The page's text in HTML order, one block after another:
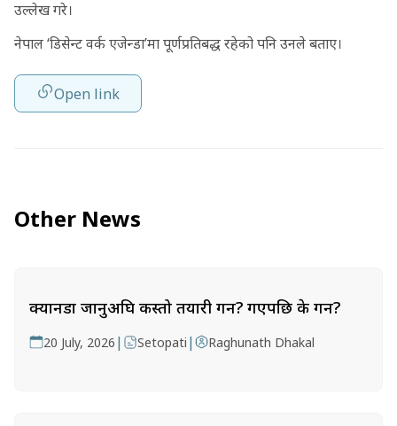
उल्लेख गरे।
नेपाल ‘डिसेन्ट वर्क एजेन्डा’मा पूर्णप्रतिबद्ध रहेको पनि उनले बताए।
Open link
Other News
क्यानडा जानुअघि कस्तो तयारी गर्ने? गएपछि के गर्ने?
20 July, 2026 | Setopati | Raghunath Dhakal